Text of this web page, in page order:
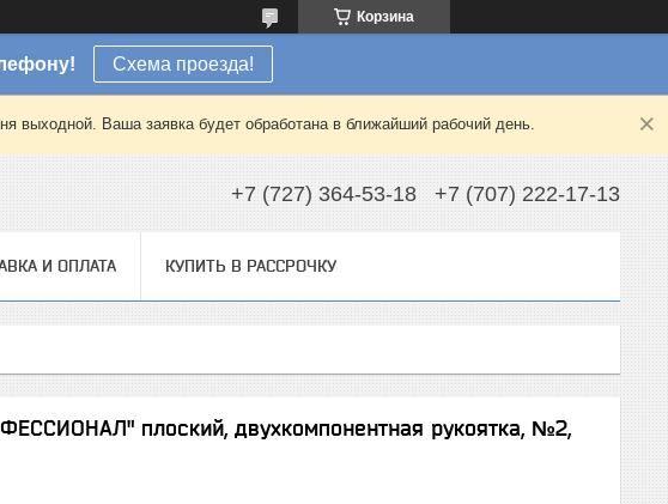
Корзина
Схема проезда!
выходной. Ваша заявка будет обработана в ближайший рабочий день.
+7 (727) 364-53-18 +7 (707) 222-17-13
И ОПЛАТА КУПИТЬ В РАССРОЧКУ
плоский, двухкомпонентная рукоятка, №2,